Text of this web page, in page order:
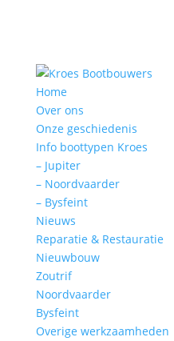
Home
Over ons
Onze geschiedenis
Info boottypen Kroes
– Jupiter
– Noordvaarder
– Bysfeint
Nieuws
Reparatie & Restauratie
Nieuwbouw
Zoutrif
Noordvaarder
Bysfeint
Overige werkzaamheden